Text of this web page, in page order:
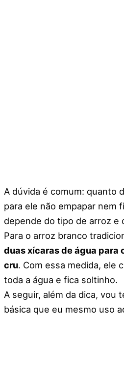
A dúvida é comum: quanto
para ele não empapar nem
depende do tipo de arroz e
Para o arroz branco
duas xícaras de água para
cru. Com essa medida, ele
toda a água e fica soltinho.
A seguir, além da dica, vou
básica que eu mesmo uso